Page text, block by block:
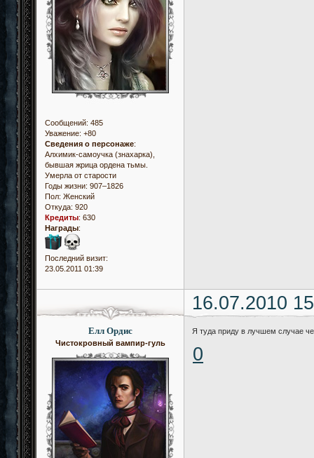
Сообщений: 485
Уважение: +80
Сведения о персонаже:
Алхимик-самоучка (знахарка),
бывшая жрица ордена тьмы.
Умерла от старости
Годы жизни: 907–1826
Пол: Женский
Откуда: 920
Кредиты: 630
Награды:
Последний визит:
23.05.2011 01:39
16.07.2010
Елл Ордис
Чистокровный вампир-гуль
Я туда приду в лучшем случае
0